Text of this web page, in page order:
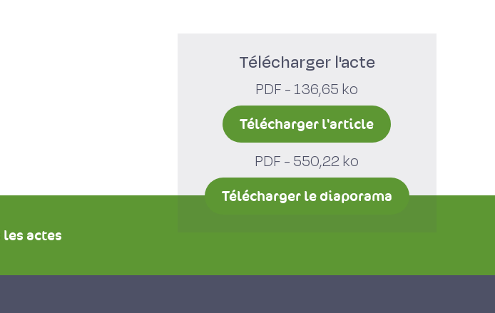
Télécharger l'acte
PDF - 136,65 ko
Télécharger l'article
PDF - 550,22 ko
Télécharger le diaporama
les actes